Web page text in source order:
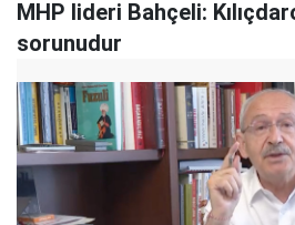
MHP lideri Bahçeli:
sorunudur